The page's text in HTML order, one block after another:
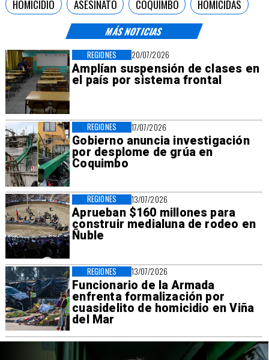
MÁS NOTICIAS
20/07/2026
Amplían suspensión de clases en
el país por sistema frontal
REGIONES
17/07/2026
Gobierno anuncia investigación
por desplome de grúa en
Coquimbo
REGIONES
13/07/2026
Aprueban $160 millones para
construir medialuna de rodeo en
Ñuble
REGIONES
13/07/2026
Funcionario de la Armada
enfrenta formalización por
cuasidelito de homicidio en Viña
del Mar
REGIONES
HOMICIDIO ASESINATO COQUIMBO HOMICIDAS